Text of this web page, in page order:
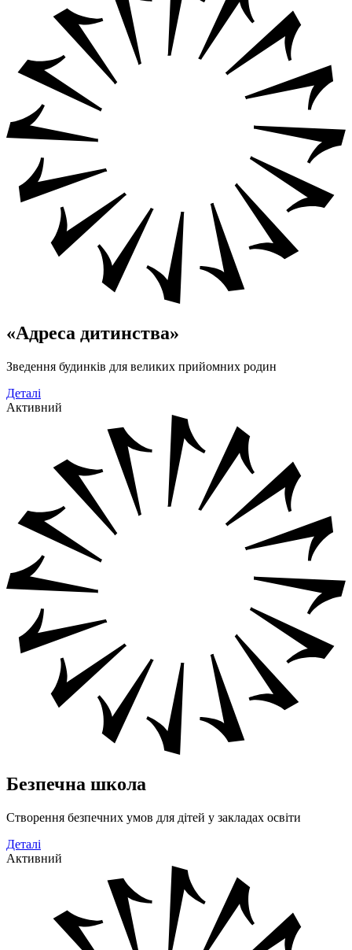
«Адреса дитинства»
Зведення будинків для великих прийомних родин
Деталі
Активний
Безпечна школа
Створення безпечних умов для дітей у закладах освіти
Деталі
Активний